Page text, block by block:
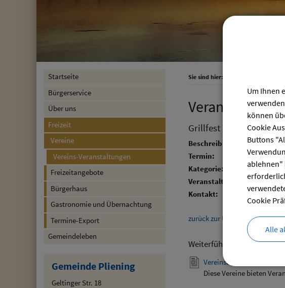
Startseite
Bürgerservice
Über uns
Freizeit
Vereine
Vereins-Veranstaltungen
Freizeitangebote
Bürgerhaus
Gastronomie und Übernachtung
Termine-Export
Gemeindeleben
Gemeinde Pliening
Geltinger Str. 18
Sie sind hier:
Grillfest Trachtenverein
Beschreibung:
Termin:
19.07.2024
Kategorie:
Feste und
Veranstalter:
Kontakt:
zurück zur Übersicht
Weiterführende Links
Vereinsangebote speziell
Diese Vereine bieten
Um Ihnen
können
Cookie
Buttons
ablehnen"
Cookie
Alle